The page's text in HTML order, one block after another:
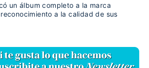
un álbum completo a la marca
a la calidad de sus